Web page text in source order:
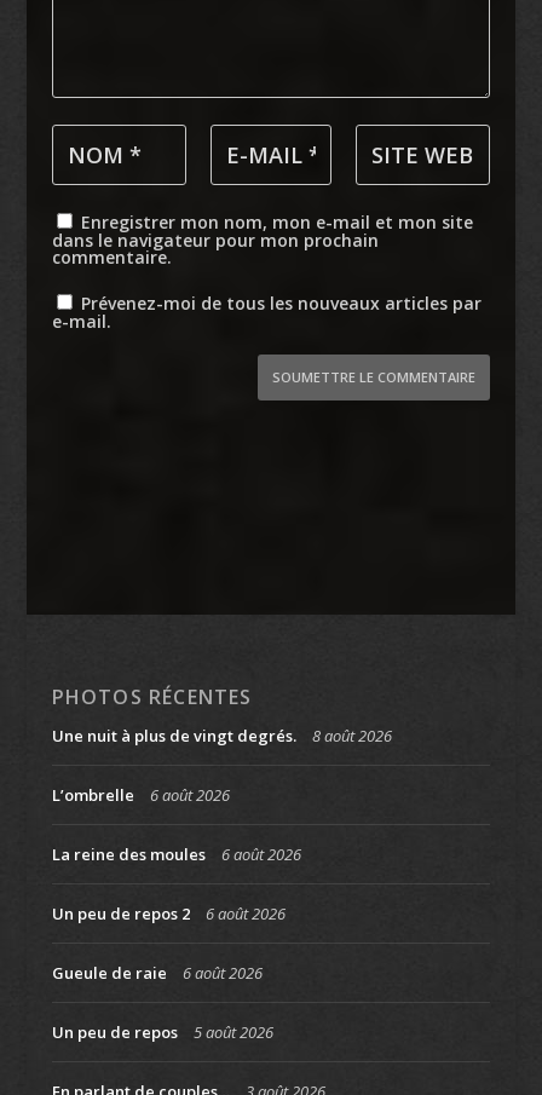
Enregistrer mon nom, mon e-mail et mon site
dans le navigateur pour mon prochain
commentaire.
Prévenez-moi de tous les nouveaux articles par
e-mail.
SOUMETTRE LE COMMENTAIRE
PHOTOS RÉCENTES
Une nuit à plus de vingt degrés. 8 août 2026
L’ombrelle 6 août 2026
La reine des moules 6 août 2026
Un peu de repos 2 6 août 2026
Gueule de raie 6 août 2026
Un peu de repos 5 août 2026